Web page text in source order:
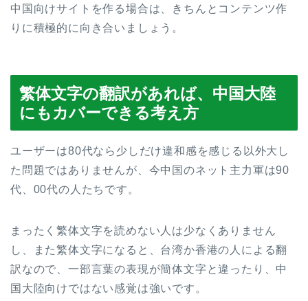
中国向けサイトを作る場合は、きちんとコンテンツ作
りに積極的に向き合いましょう。
繁体文字の翻訳があれば、中国大陸
にもカバーできる考え方
ユーザーは80代なら少しだけ違和感を感じる以外大し
た問題ではありませんが、今中国のネット主力軍は90
代、00代の人たちです。
まったく繁体文字を読めない人は少なくありません
し、また繁体文字になると、台湾か香港の人による翻
訳なので、一部言葉の表現が簡体文字と違ったり、中
国大陸向けではない感覚は強いです。